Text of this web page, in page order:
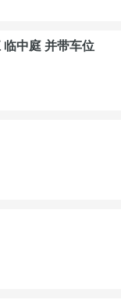
中庭 并带车位